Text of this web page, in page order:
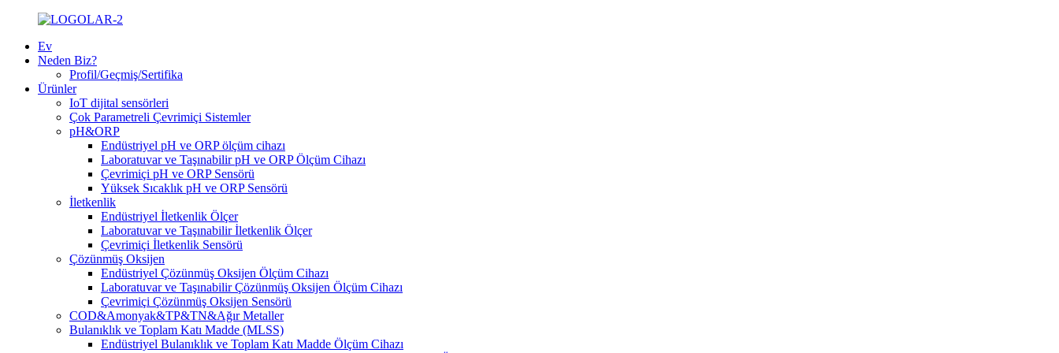
Ev
Neden Biz?
Profil/Geçmiş/Sertifika
Ürünler
IoT dijital sensörleri
Çok Parametreli Çevrimiçi Sistemler
pH&ORP
Endüstriyel pH ve ORP ölçüm cihazı
Laboratuvar ve Taşınabilir pH ve ORP Ölçüm Cihazı
Çevrimiçi pH ve ORP Sensörü
Yüksek Sıcaklık pH ve ORP Sensörü
İletkenlik
Endüstriyel İletkenlik Ölçer
Laboratuvar ve Taşınabilir İletkenlik Ölçer
Çevrimiçi İletkenlik Sensörü
Çözünmüş Oksijen
Endüstriyel Çözünmüş Oksijen Ölçüm Cihazı
Laboratuvar ve Taşınabilir Çözünmüş Oksijen Ölçüm Cihazı
Çevrimiçi Çözünmüş Oksijen Sensörü
COD&Amonyak&TP&TN&Ağır Metaller
Bulanıklık ve Toplam Katı Madde (MLSS)
Endüstriyel Bulanıklık ve Toplam Katı Madde Ölçüm Cihazı